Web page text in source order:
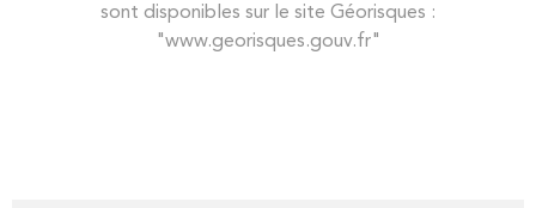
sont disponibles sur le site Géorisques :
"www.georisques.gouv.fr"